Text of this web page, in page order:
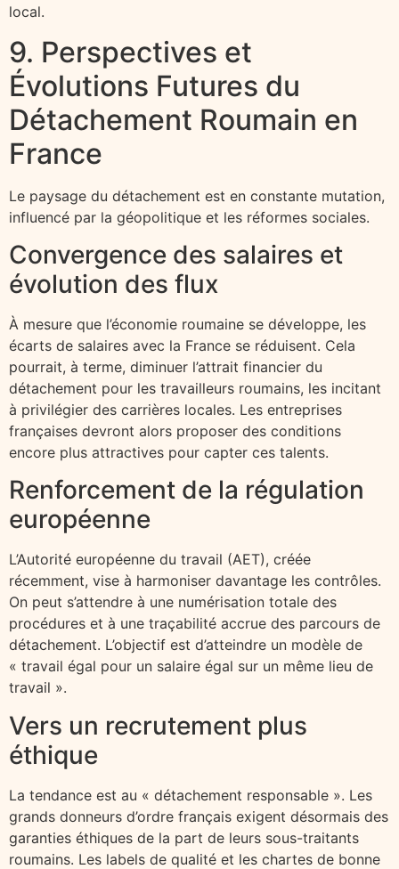
local.
9. Perspectives et
Évolutions Futures du
Détachement Roumain en
France
Le paysage du détachement est en constante mutation,
influencé par la géopolitique et les réformes sociales.
Convergence des salaires et
évolution des flux
À mesure que l’économie roumaine se développe, les
écarts de salaires avec la France se réduisent. Cela
pourrait, à terme, diminuer l’attrait financier du
détachement pour les travailleurs roumains, les incitant
à privilégier des carrières locales. Les entreprises
françaises devront alors proposer des conditions
encore plus attractives pour capter ces talents.
Renforcement de la régulation
européenne
L’Autorité européenne du travail (AET), créée
récemment, vise à harmoniser davantage les contrôles.
On peut s’attendre à une numérisation totale des
procédures et à une traçabilité accrue des parcours de
détachement. L’objectif est d’atteindre un modèle de
« travail égal pour un salaire égal sur un même lieu de
travail ».
Vers un recrutement plus
éthique
La tendance est au « détachement responsable ». Les
grands donneurs d’ordre français exigent désormais des
garanties éthiques de la part de leurs sous-traitants
roumains. Les labels de qualité et les chartes de bonne